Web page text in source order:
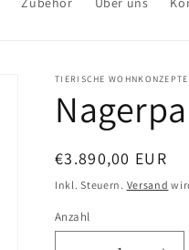
e
g
i
o
TIERISCHE WOHNKONZEPTE
Normaler
Preis
€3.890,00 EUR
Inkl. Steuern. Versand
Anzahl